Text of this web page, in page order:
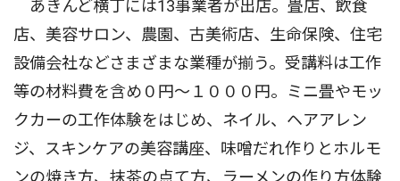
あきんど横丁には13事業者が出店。畳店、飲食
店、美容サロン、農園、古美術店、生命保険、住宅
設備会社などさまざまな業種が揃う。受講料は工作
等の材料費を含め０円〜１０００円。ミニ畳やモッ
クカーの工作体験をはじめ、ネイル、ヘアアレン
ジ、スキンケアの美容講座、味噌だれ作りとホルモ